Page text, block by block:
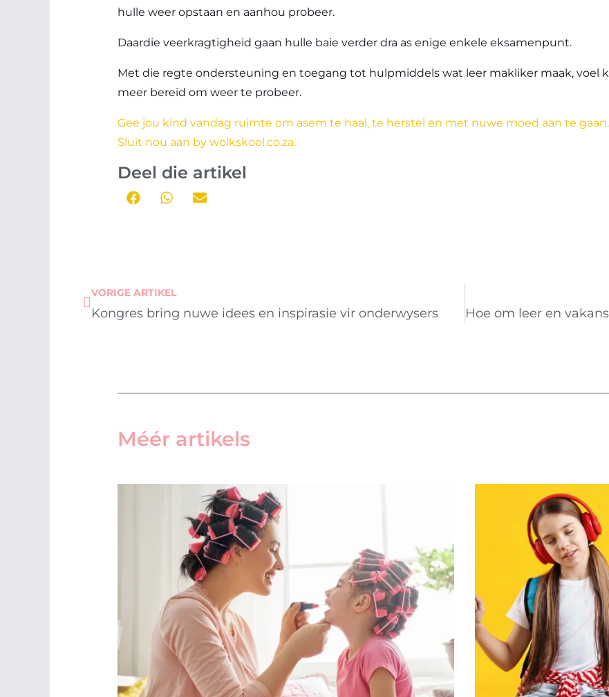
hulle weer opstaan en aanhou probeer.
Daardie veerkragtigheid gaan hulle baie verder dra as enige enkele eksamenpunt.
Met die regte ondersteuning en toegang tot hulpmiddels wat leer makliker maak, voel
meer bereid om weer te probeer.
Gee jou kind vandag ruimte om asem te haal, te herstel en met nuwe moed aan te gaan.
Sluit nou aan by wolkskool.co.za.
Deel die artikel
Prev
VORIGE ARTIKEL
Kongres bring nuwe idees en inspirasie vir onderwysers
Méér artikels